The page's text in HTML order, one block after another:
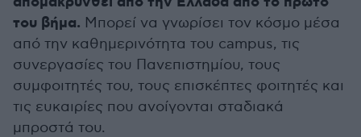
του βήμα. Μπορεί να γνωρίσει τον κόσμο μέσα
από την καθημερινότητα του campus, τις
συνεργασίες του Πανεπιστημίου, τους
συμφοιτητές του, τους επισκέπτες φοιτητές και
τις ευκαιρίες που ανοίγονται σταδιακά
μπροστά του.